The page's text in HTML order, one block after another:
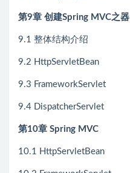
第9章 创建Spring MVC之器
9.1 整体结构介绍
9.2 HttpServletBean
9.3 FrameworkServlet
9.4 DispatcherServlet
第10章 Spring MVC
10.1 HttpServletBean